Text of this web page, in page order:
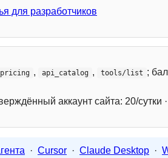
для разработчиков
, api_catalog , tools/list ;
аккаунт сайта: 20/сутки ·
· Cursor · Claude Desktop ·